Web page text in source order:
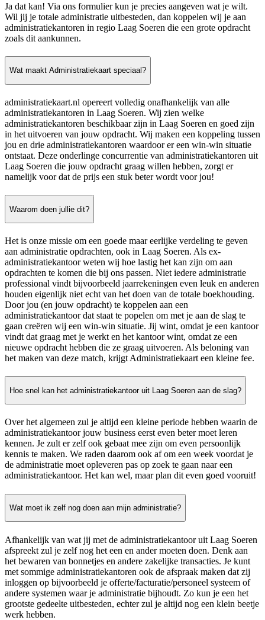
Ja dat kan! Via ons formulier kun je precies aangeven wat je wilt.
Wil jij je totale administratie uitbesteden, dan koppelen wij je aan
administratiekantoren in regio Laag Soeren die een grote opdracht
zoals dit aankunnen.
Wat maakt Administratiekaart speciaal?
administratiekaart.nl opereert volledig onafhankelijk van alle
administratiekantoren in Laag Soeren. Wij zien welke
administratiekantoren beschikbaar zijn in Laag Soeren en goed zijn
in het uitvoeren van jouw opdracht. Wij maken een koppeling tussen
jou en drie administratiekantoren waardoor er een win-win situatie
ontstaat. Deze onderlinge concurrentie van administratiekantoren uit
Laag Soeren die jouw opdracht graag willen hebben, zorgt er
namelijk voor dat de prijs een stuk beter wordt voor jou!
Waarom doen jullie dit?
Het is onze missie om een goede maar eerlijke verdeling te geven
aan administratie opdrachten, ook in Laag Soeren. Als ex-
administratiekantoor weten wij hoe lastig het kan zijn om aan
opdrachten te komen die bij ons passen. Niet iedere administratie
professional vindt bijvoorbeeld jaarrekeningen even leuk en anderen
houden eigenlijk niet echt van het doen van de totale boekhouding.
Door jou (en jouw opdracht) te koppelen aan een
administratiekantoor dat staat te popelen om met je aan de slag te
gaan creëren wij een win-win situatie. Jij wint, omdat je een kantoor
vindt dat graag met je werkt en het kantoor wint, omdat ze een
nieuwe opdracht hebben die ze graag uitvoeren. Als beloning van
het maken van deze match, krijgt Administratiekaart een kleine fee.
Hoe snel kan het administratiekantoor uit Laag Soeren aan de slag?
Over het algemeen zul je altijd een kleine periode hebben waarin de
administratiekantoor jouw business eerst even beter moet leren
kennen. Je zult er zelf ook gebaat mee zijn om even persoonlijk
kennis te maken. We raden daarom ook af om een week voordat je
de administratie moet opleveren pas op zoek te gaan naar een
administratiekantoor. Het kan wel, maar plan dit even goed vooruit!
Wat moet ik zelf nog doen aan mijn administratie?
Afhankelijk van wat jij met de administratiekantoor uit Laag Soeren
afspreekt zul je zelf nog het een en ander moeten doen. Denk aan
het bewaren van bonnetjes en andere zakelijke transacties. Je kunt
met sommige administratiekantoren ook de afspraak maken dat zij
inloggen op bijvoorbeeld je offerte/facturatie/personeel systeem of
andere systemen waar je administratie bijhoudt. Zo kun je een het
grootste gedeelte uitbesteden, echter zul je altijd nog een klein beetje
werk hebben.